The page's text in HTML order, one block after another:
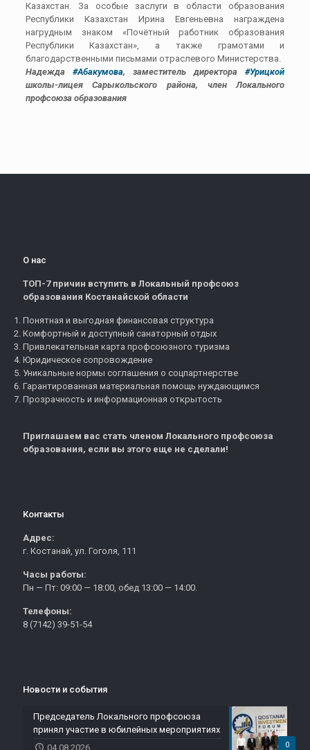
Казахстан. За особые заслуги в области образования
Республики Казахстан Ирина Евгеньевна награждена
нагрудным знаком «Почётный работник образования
Республики Казахстан», а также грамотами и
благодарственными письмами отраслевого Министерства.
Надежда #Абакумова, заместитель директора#Урицкой
школы-лицея Сарыкольского района, член Локального
профсоюза образования
О нас
ТОП-7 причин вступить в Локальный профсоюз
образования Костанайской области
Понятная и выгодная финансовая структура
Комфортный и доступный санаторный отдых
Привлекательная карта профсоюзного туризма
Юридическое сопровождение
Уникальные нормы соглашения о соцпартнерстве
Гарантированная материальная помощь нуждающимся
Прозрачность и информационная открытость
Приглашаем вас стать членом Локального профсоюза
образования, если вы этого еще не сделали!
Контакты
Адрес:
г. Костанай, ул. Гоголя, 111
Часы работы:
Пн — Пт: 09:00 — 18:00, обед 13:00 — 14:00.
Телефоны:
8 (7142) 39-51-54
Новости и события
0
Председатель Локального профсоюза
принял участие в юбилейных мероприятиях
04.08.2026